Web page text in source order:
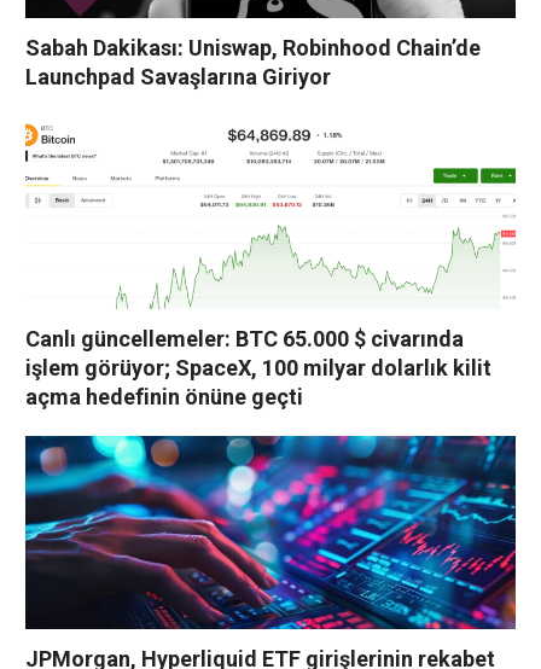
Sabah Dakikası: Uniswap, Robinhood Chain’de
Launchpad Savaşlarına Giriyor
Canlı güncellemeler: BTC 65.000 $ civarında
işlem görüyor; SpaceX, 100 milyar dolarlık kilit
açma hedefinin önüne geçti
JPMorgan, Hyperliquid ETF girişlerinin rekabet